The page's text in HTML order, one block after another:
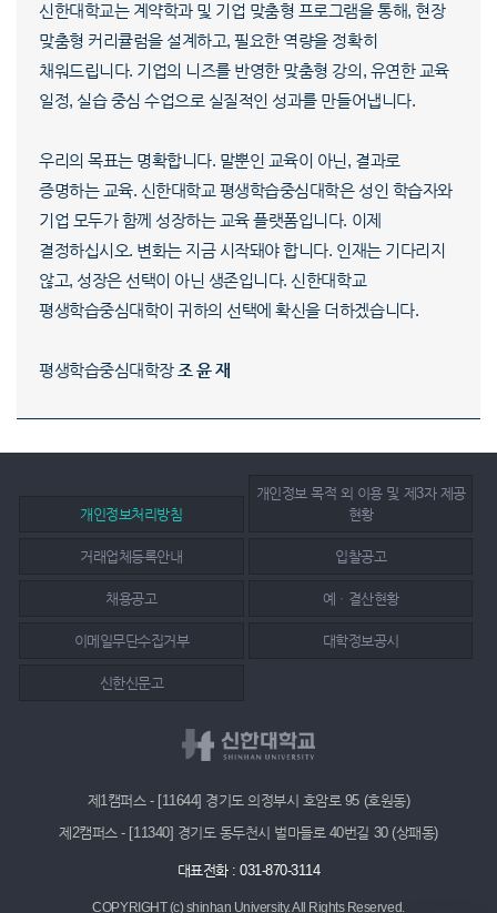
신한대학교는 계약학과 및 기업 맞춤형 프로그램을 통해, 현장
맞춤형 커리큘럼을 설계하고, 필요한 역량을 정확히
채워드립니다. 기업의 니즈를 반영한 맞춤형 강의, 유연한 교육
일정, 실습 중심 수업으로 실질적인 성과를 만들어냅니다.
우리의 목표는 명확합니다. 말뿐인 교육이 아닌, 결과로
증명하는 교육. 신한대학교 평생학습중심대학은 성인 학습자와
기업 모두가 함께 성장하는 교육 플랫폼입니다. 이제
결정하십시오. 변화는 지금 시작돼야 합니다. 인재는 기다리지
않고, 성장은 선택이 아닌 생존입니다. 신한대학교
평생학습중심대학이 귀하의 선택에 확신을 더하겠습니다.
평생학습중심대학장 조 윤 재
개인정보처리방침
개인정보 목적 외 이용 및 제3자 제공
현황
거래업체등록안내 입찰공고
채용공고 예ㆍ결산현황
이메일무단수집거부 대학정보공시
신한신문고
제1캠퍼스 - [11644] 경기도 의정부시 호암로 95 (호원동)
제2캠퍼스 - [11340] 경기도 동두천시 벌마들로 40번길 30 (상패동)
대표전화 : 031-870-3114
COPYRIGHT (c) shinhan University.All Rights Reserved.